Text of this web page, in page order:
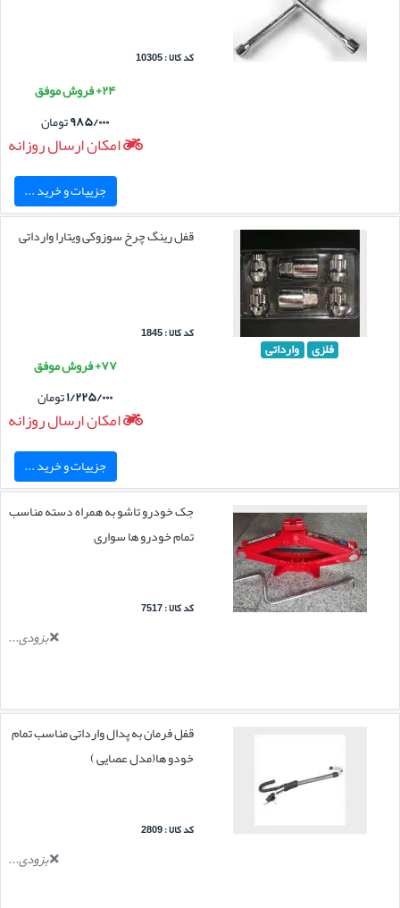
کد کالا : 10305
۲۴+ فروش موفق
۹۸۵/۰۰۰تومان
امکان ارسال روزانه
جزییات و خرید ...
فلزی وارداتی
قفل رینگ چرخ سوزوکی ویتارا وارداتی
کد کالا : 1845
۷۷+ فروش موفق
۱/۲۲۵/۰۰۰تومان
امکان ارسال روزانه
جزییات و خرید ...
جک خودرو تاشو به همراه دسته مناسب
تمام خودرو ها سواری
کد کالا : 7517
بزودی...
قفل فرمان به پدال وارداتی مناسب تمام
خودو ها(مدل عصایی )
کد کالا : 2809
بزودی...